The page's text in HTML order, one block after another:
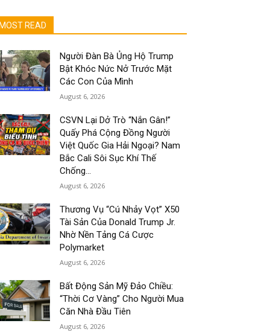
MOST READ
Người Đàn Bà Ủng Hộ Trump
Bật Khóc Nức Nở Trước Mặt
Các Con Của Mình
August 6, 2026
CSVN Lại Dở Trò “Nắn Gân!”
Quấy Phá Cộng Đồng Người
Việt Quốc Gia Hải Ngoại? Nam
Bắc Cali Sôi Sục Khí Thế
Chống...
August 6, 2026
Thương Vụ “Cú Nhảy Vọt” X50
Tài Sản Của Donald Trump Jr.
Nhờ Nền Tảng Cá Cược
Polymarket
August 6, 2026
Bất Động Sản Mỹ Đảo Chiều:
“Thời Cơ Vàng” Cho Người Mua
Căn Nhà Đầu Tiên
August 6, 2026